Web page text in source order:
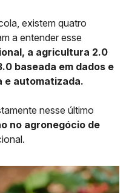
existem quatro
a entender esse
a agricultura 2.0
baseada em dados e
e automatizada.
nesse último
no agronegócio de